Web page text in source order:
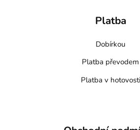
Platba
Dobírkou
Platba převodem
Platba v hotovosti